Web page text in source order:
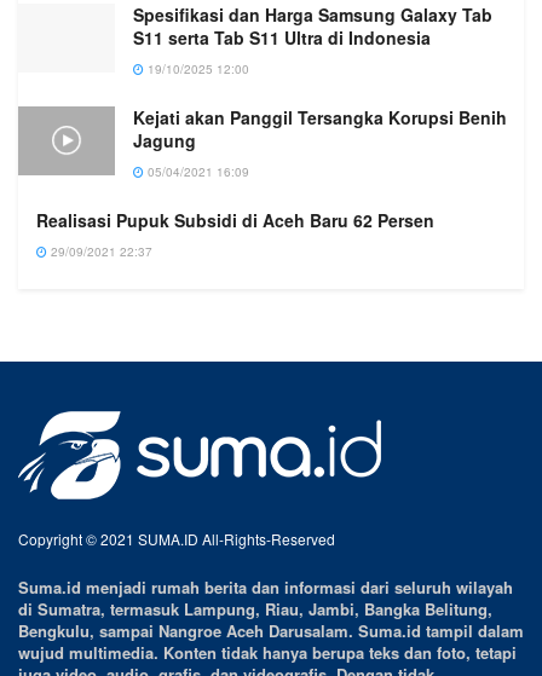
Spesifikasi dan Harga Samsung Galaxy Tab
S11 serta Tab S11 Ultra di Indonesia
19/10/2025 12:00
Kejati akan Panggil Tersangka Korupsi Benih
Jagung
05/04/2021 16:09
Realisasi Pupuk Subsidi di Aceh Baru 62 Persen
29/09/2021 22:37
Copyright © 2021 SUMA.ID All-Rights-Reserved
Suma.id menjadi rumah berita dan informasi dari seluruh wilayah
di Sumatra, termasuk Lampung, Riau, Jambi, Bangka Belitung,
Bengkulu, sampai Nangroe Aceh Darusalam. Suma.id tampil dalam
wujud multimedia. Konten tidak hanya berupa teks dan foto, tetapi